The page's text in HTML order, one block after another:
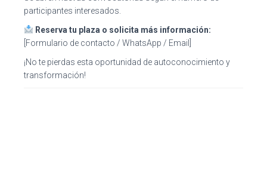
participantes interesados.
Reserva tu plaza o solicita más información:
[Formulario de contacto / WhatsApp / Email]
¡No te pierdas esta oportunidad de autoconocimiento y
transformación!